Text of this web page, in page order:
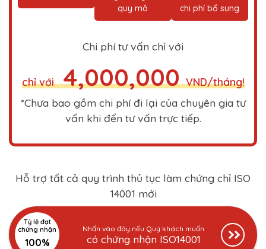
quy mô
chi phí bổ sung
Chi phí tư vấn chỉ với
chỉ với 4,000,000 VND/tháng!
*Chưa bao gồm chi phí đi lại của chuyên gia tư
vấn khi đến tư vấn trực tiếp.
Hỗ trợ tất cả quy trình thủ tục làm chứng chỉ ISO
14001 mới
Tỷ lệ đạt
chứng nhận
100%
Nhấn vào đây nếu Quý khách muốn
có chứng nhận ISO14001